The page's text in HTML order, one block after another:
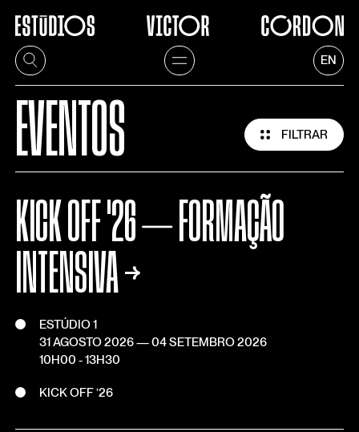
EN
EVENTOS FILTRAR
Temporadas
2025
2024
2023
2022
ESTÚDIO 1
31 AGOSTO 2026—04 SETEMBRO 2026
10H00 - 13H30
KICK OFF ’26
KICK OFF '26 ⏤ FORMAÇÃO
INTENSIVA→